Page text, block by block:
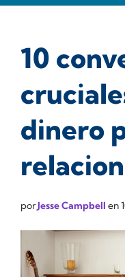
10
dinero
porJesse Campbell en